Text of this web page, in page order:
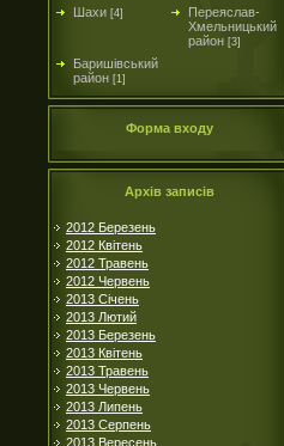
Шахи [4]
Переяслав-
Хмельницький
район [3]
Баришівський
район [1]
Форма входу
Архів записів
2012 Березень
2012 Квітень
2012 Травень
2012 Червень
2013 Січень
2013 Лютий
2013 Березень
2013 Квітень
2013 Травень
2013 Червень
2013 Липень
2013 Серпень
2013 Вересень